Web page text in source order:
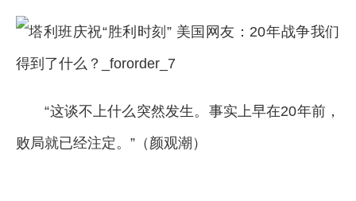
“这谈不上什么突然发生。事实上早在20年前，
败局就已经注定。”（颜观潮）